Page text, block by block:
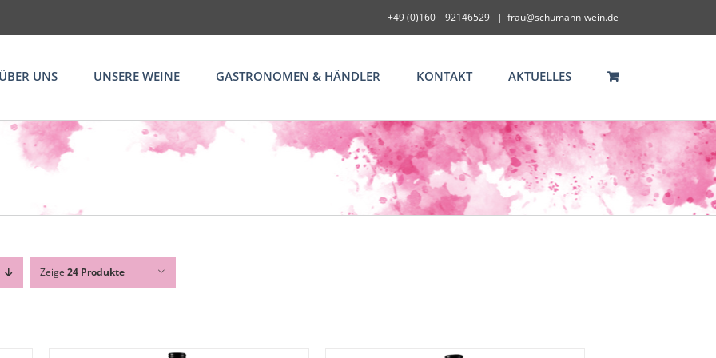
+49 (0)160 – 92146529 | frau@schumann-wein.de
ÜBER UNS UNSERE WEINE GASTRONOMEN & HÄNDLER KONTAKT AKTUELLES
Zeige24 Produkte